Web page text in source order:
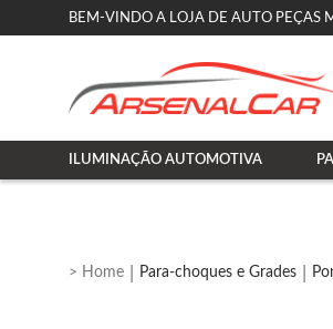
BEM-VINDO A LOJA DE AUTO PEÇAS
ILUMINAÇÃO AUTOMOTIVA
Para-choques e Grades